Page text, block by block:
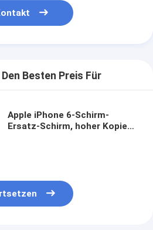
Besten Preis Für
Apple iPhone 6-Schirm-
Ersatz-Schirm, hoher Kopien-